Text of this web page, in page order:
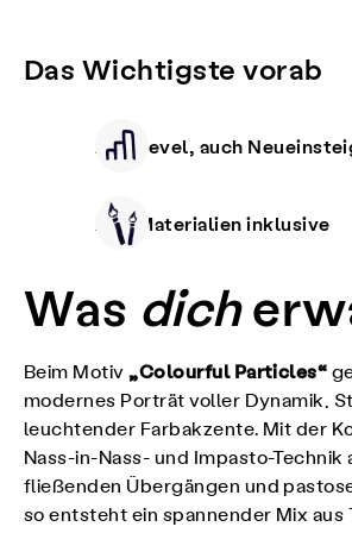
Das Wichtigste vorab
Alle Level, auch
Alle Materialien inklusive
Was dich
Beim Motiv„Colourful Particles“
modernes Porträt voller Dynamik,
leuchtender Farbakzente. Mit der
Nass-in-Nass- und Impasto-
fließenden Übergängen und
so entsteht ein spannender Mix aus